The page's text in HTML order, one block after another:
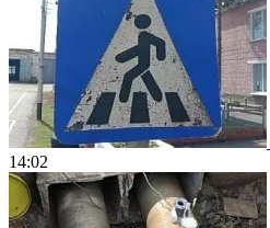
14:02